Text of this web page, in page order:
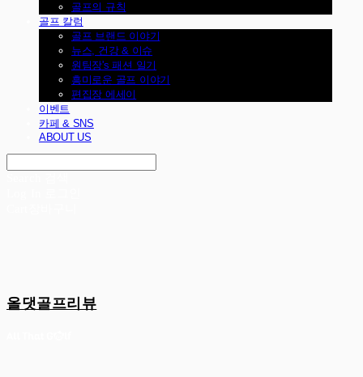
골프의 규칙
골프 칼럼
골프 브랜드 이야기
뉴스, 건강 & 이슈
원팀장's 패션 일기
흥미로운 골프 이야기
편집장 에세이
이벤트
카페 & SNS
ABOUT US
올댓골프리뷰